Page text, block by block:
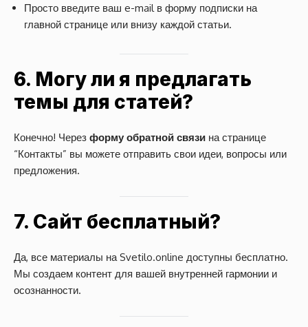
Просто введите ваш e-mail в форму подписки на
главной странице или внизу каждой статьи.
6. Могу ли я предлагать
темы для статей?
Конечно! Через форму обратной связи на странице
“Контакты” вы можете отправить свои идеи, вопросы или
предложения.
7. Сайт бесплатный?
Да, все материалы на Svetilo.online доступны бесплатно.
Мы создаем контент для вашей внутренней гармонии и
осознанности.